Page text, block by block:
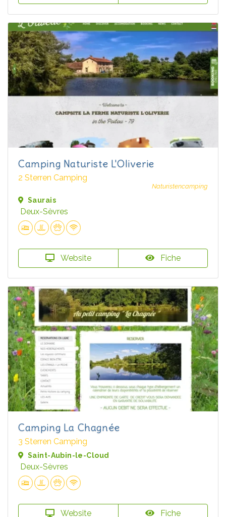
Camping Naturiste L'Oliverie
2 Sterren Camping
Naturistencamping
Saurais
Deux-Sèvres
Website Fiche
Camping La Chagnée
3 Sterren Camping
Saint-Aubin-le-Cloud
Deux-Sèvres
Website Fiche